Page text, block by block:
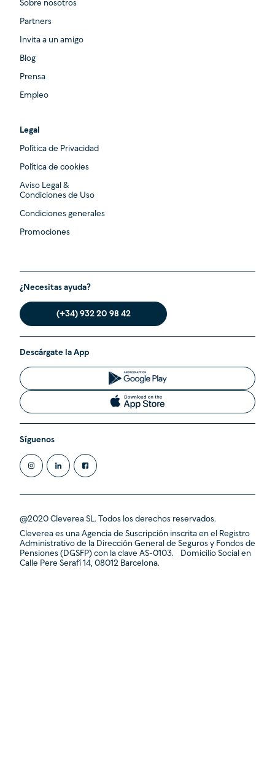
Sobre nosotros
Partners
Invita a un amigo
Blog
Prensa
Empleo
Legal
Política de Privacidad
Política de cookies
Aviso Legal &
Condiciones de Uso
Condiciones generales
Promociones
¿Necesitas ayuda?
(+34) 932 20 98 42
Descárgate la App
Síguenos
@2020 Cleverea SL. Todos los derechos reservados.
Cleverea es una Agencia de Suscripción inscrita en el Registro
Administrativo de la Dirección General de Seguros y Fondos de
Pensiones (DGSFP) con la clave AS-0103. Domicilio Social en
Calle Pere Serafí 14, 08012 Barcelona.